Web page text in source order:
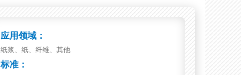
应用领域：
纸浆、纸、纤维、其他
标准：